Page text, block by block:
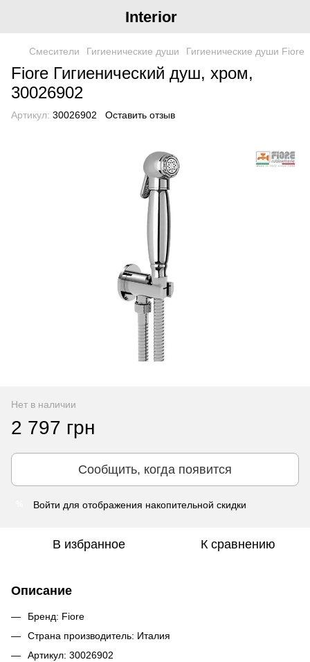
Interior
Смесители Гигиенические души Гигиенические души Fiore
Fiore Гигиенический душ, хром,
30026902
Артикул: 30026902 Оставить отзыв
Нет в наличии
2 797 грн
Сообщить, когда появится
Войти для отображения накопительной скидки
В избранное К сравнению
Описание
Бренд: Fiore
Страна производитель: Италия
Артикул: 30026902